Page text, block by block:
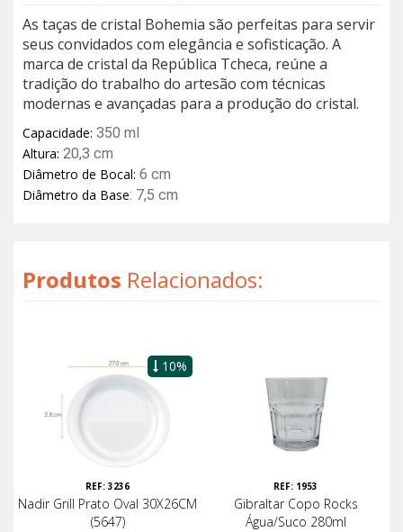
As taças de cristal Bohemia são perfeitas para servir
seus convidados com elegância e sofisticação. A
marca de cristal da República Tcheca, reúne a
tradição do trabalho do artesão com técnicas
modernas e avançadas para a produção do cristal.
Capacidade: 350 ml
Altura: 20,3 cm
Diâmetro de Bocal: 6 cm
Diâmetro da Base: 7,5 cm
Produtos Relacionados:
10%
REF: 3236
Nadir Grill Prato Oval 30X26CM
(5647)
REF: 1953
Gibraltar Copo Rocks
Água/Suco 280ml